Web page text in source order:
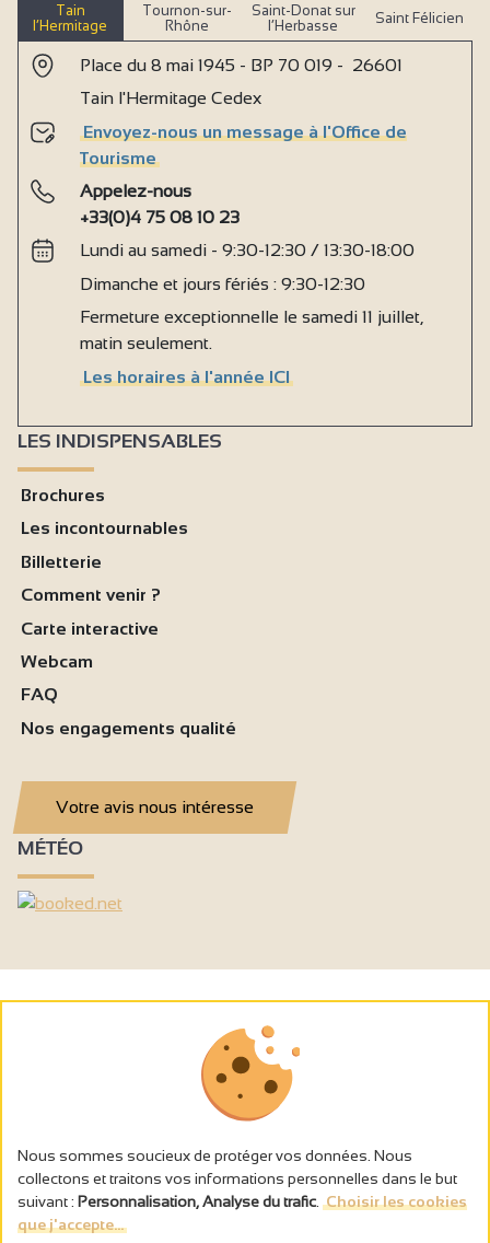
Tain
l’Hermitage
Tournon-sur-
Rhône
Saint-Donat sur
l’Herbasse
Saint Félicien
Place du 8 mai 1945 - BP 70 019 - 26601
Tain l'Hermitage Cedex
Envoyez-nous un message à l'Office de
Tourisme
Appelez-nous
+33(0)4 75 08 10 23
Lundi au samedi - 9:30-12:30 / 13:30-18:00
Dimanche et jours fériés : 9:30-12:30
Fermeture exceptionnelle le samedi 11 juillet,
matin seulement.
Les horaires à l'année ICI
LES INDISPENSABLES
Brochures
Les incontournables
Billetterie
Comment venir ?
Carte interactive
Webcam
FAQ
Nos engagements qualité
Votre avis nous intéresse
MÉTÉO
L’abus d’alcool est dangereux pour la santé, à consommer avec
Nous sommes soucieux de protéger vos données. Nous
collectons et traitons vos informations personnelles dans le but
suivant : Personnalisation, Analyse du trafic Choisir les cookies
que j'accepte...